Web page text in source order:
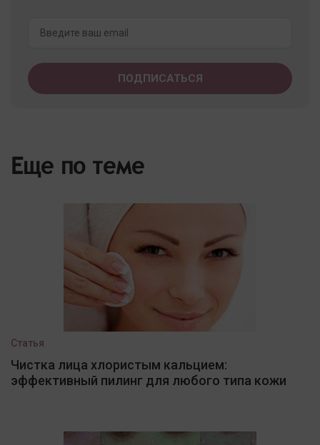
Еще по теме
Статья
Чистка лица хлористым кальцием:
эффективный пилинг для любого типа кожи